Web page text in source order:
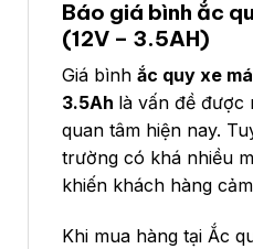
Báo giá bình ắc
(12V – 3.5AH)
Giá bình ắc quy xe
3.5Ah là vấn đề được
quan tâm hiện nay.
trường có khá nhiều
khiến khách hàng
Khi mua hàng tại Ắc